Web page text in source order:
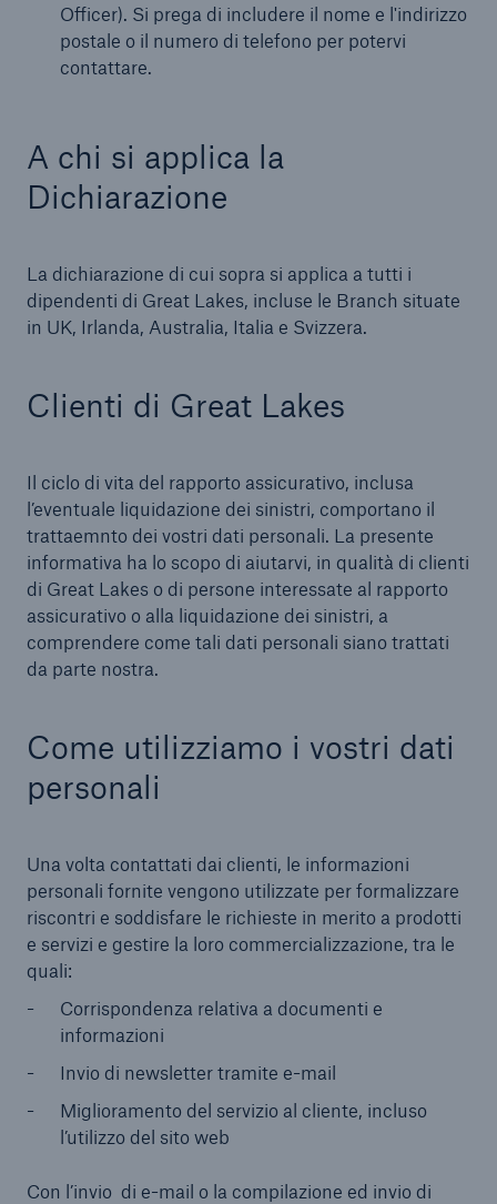
Officer). Si prega di includere il nome e l'indirizzo
postale o il numero di telefono per potervi
contattare.
A chi si applica la
Dichiarazione
La dichiarazione di cui sopra si applica a tutti i
dipendenti di Great Lakes, incluse le Branch situate
in UK, Irlanda, Australia, Italia e Svizzera.
Clienti di Great Lakes
Il ciclo di vita del rapporto assicurativo, inclusa
l’eventuale liquidazione dei sinistri, comportano il
trattaemnto dei vostri dati personali. La presente
informativa ha lo scopo di aiutarvi, in qualità di clienti
di Great Lakes o di persone interessate al rapporto
assicurativo o alla liquidazione dei sinistri, a
comprendere come tali dati personali siano trattati
da parte nostra.
Come utilizziamo i vostri dati
personali
Una volta contattati dai clienti, le informazioni
personali fornite vengono utilizzate per formalizzare
riscontri e soddisfare le richieste in merito a prodotti
e servizi e gestire la loro commercializzazione, tra le
quali:
Corrispondenza relativa a documenti e
informazioni
Invio di newsletter tramite e-mail
Miglioramento del servizio al cliente, incluso
l’utilizzo del sito web
Con l’invio di e-mail o la compilazione ed invio di